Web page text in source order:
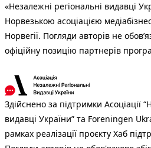
«Незалежні регіональні видавці
Норвезькою асоціацією
Норвегії. Погляди авторів не
офіційну позицію партнерів
Здійснено за підтримки Асоціації
видавці України” та Foreningen
рамках реалізації проєкту Хаб